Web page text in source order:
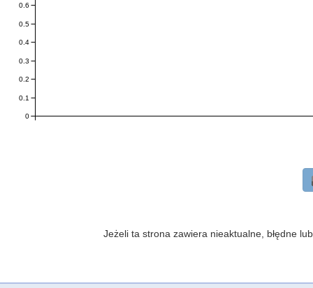
0
0.1
0.2
0.3
0.4
0.5
0.6
Jeżeli ta strona zawiera nieaktualne, błędne